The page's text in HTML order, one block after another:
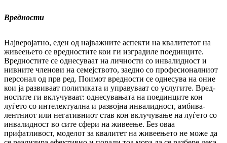
Вредности
Најверојатно, еден од најважните аспекти на ква­литетот на
живеењето се вредностите кои ги изградиле поединците.
Вредностите се од­несуваат на личности со инвалидност и
нив­­ни­те членови на семејството, заедно со про­­фе­сионалниот
персонал од прв ред. Пои­мот вред­ности се однесува на оние
кои ја раз­­ви­ва­ат политиката и управуваат со ус­лу­ги­те. Вред­
ностите ги вклучуваат: од­не­су­ва­њата на пое­динците кон
луѓето со ин­те­лек­ту­ална и раз­војна инвалидност, ам­би­ва­
лент­ни­от или не­га­тив­ниот став кон вклучување на луѓето со
инвалидност во сите сфери на жи­­веење. Без оваа
прифатливост, моделот за ква­­­­литет на жи­веењето не може да